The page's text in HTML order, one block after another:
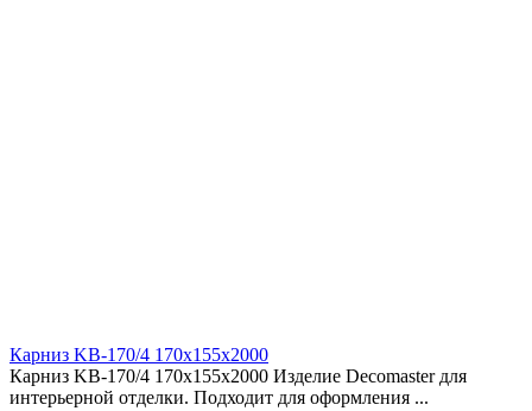
Карниз KB-170/4 170х155х2000
Карниз KB-170/4 170х155х2000 Изделие Decomaster для
интерьерной отделки. Подходит для оформления ...